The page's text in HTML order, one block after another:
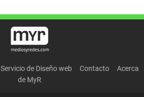
Servicio de Diseño web Contacto
Acerca
de MyR